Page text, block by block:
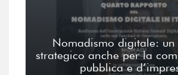
Nomadismo digitale: un
strategico anche per la
pubblica e